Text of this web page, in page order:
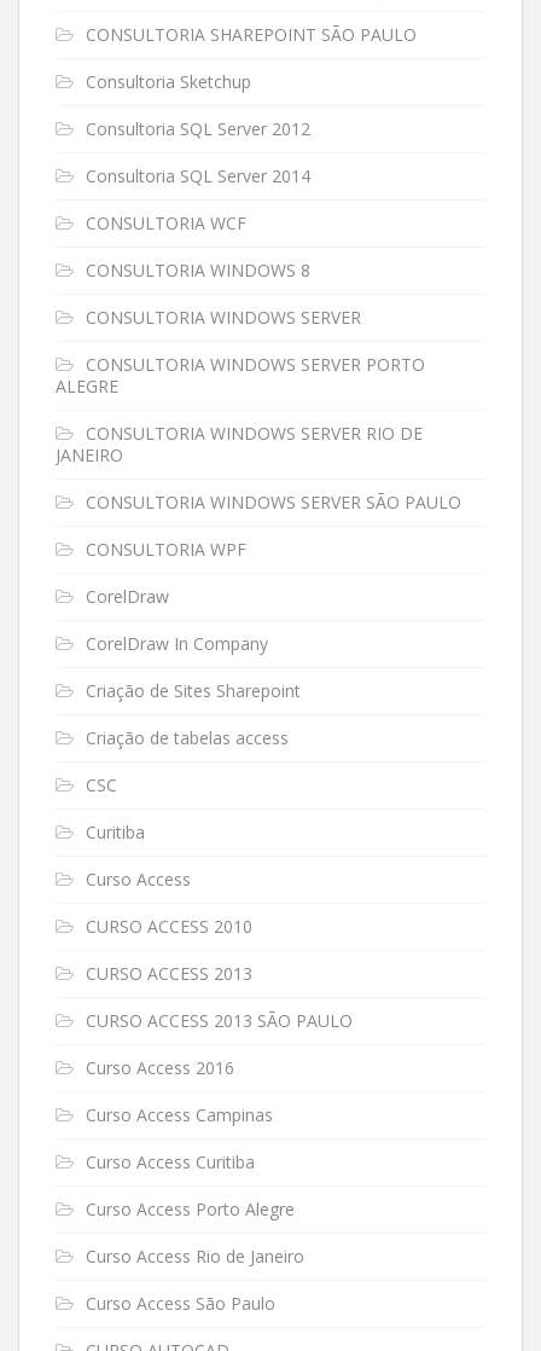
CONSULTORIA SHAREPOINT SÃO PAULO
Consultoria Sketchup
Consultoria SQL Server 2012
Consultoria SQL Server 2014
CONSULTORIA WCF
CONSULTORIA WINDOWS 8
CONSULTORIA WINDOWS SERVER
CONSULTORIA WINDOWS SERVER PORTO
ALEGRE
CONSULTORIA WINDOWS SERVER RIO DE
JANEIRO
CONSULTORIA WINDOWS SERVER SÃO PAULO
CONSULTORIA WPF
CorelDraw
CorelDraw In Company
Criação de Sites Sharepoint
Criação de tabelas access
CSC
Curitiba
Curso Access
CURSO ACCESS 2010
CURSO ACCESS 2013
CURSO ACCESS 2013 SÃO PAULO
Curso Access 2016
Curso Access Campinas
Curso Access Curitiba
Curso Access Porto Alegre
Curso Access Rio de Janeiro
Curso Access São Paulo